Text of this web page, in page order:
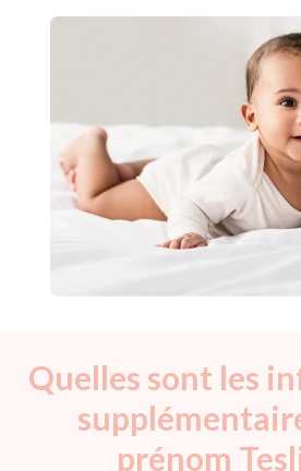
Quelles sont les
prénom